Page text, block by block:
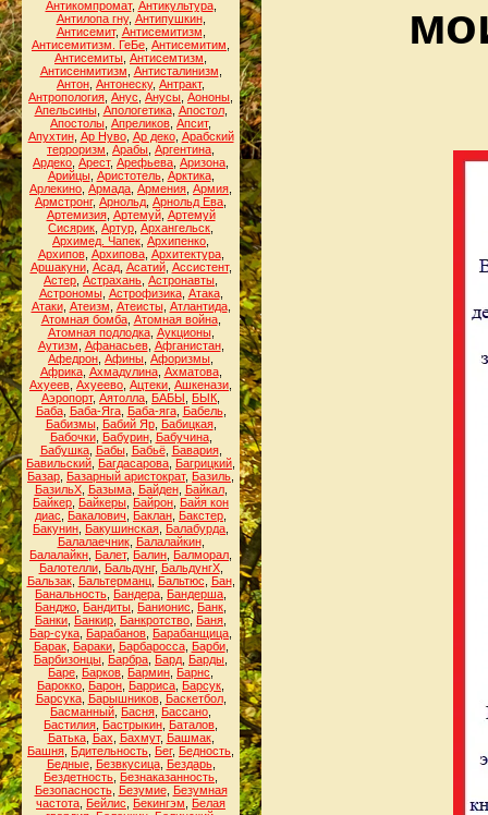
Антикомпромат, Антикультура,
Антилопа гну, Антипушкин,
Антисемит, Антисемитизм
Антисемитизм. ГеБе Антисемитим
Антисемиты Антисемтизм
Антисенмитизм Антисталинизм
Антон Антонеску, Антракт,
Антропология Анус Анусы Аононы
Апельсины, Апологетика, Апостол,
Апостолы Апреликов Апсит,
Апухтин, Ар Нуво, Ар деко, Арабский
терроризм Арабы Аргентина
Ардеко Арест, Арефьева Аризона
Арийцы, Аристотель, Арктика,
Арлекино Армада Армения Армия
Армстронг, Арнольд Арнольд Ева
Артемизия, Артемуй, Артемуй
Сисярик Артур Архангельск
Архимед. Чапек Архипенко
Архипов, Архипова, Архитектура,
Аршакуни, Асад, Асатий, Ассистент,
Астер Астрахань Астронавты
Астрономы, Астрофизика, Атака,
Атаки, Атеизм Атеисты, Атлантида,
Атомная бомба, Атомная война,
Атомная подлодка, Аукционы,
Аутизм Афанасьев, Афганистан,
Афедрон Афины Афоризмы
Африка, Ахмадулина, Ахматова,
Ахуеев Ахуеево Ацтеки Ашкенази
Аэропорт, Аятолла БАБЫ БЫК
Баба, Баба-Яга, Баба-яга, Бабель,
Бабизмы, Бабий Яр, Бабицкая,
Бабочки, Бабурин, Бабучина,
Бабушка, Бабы, Бабьё, Бавария,
Бавильский Багдасарова Багрицкий
Базар Базарный аристократ, Базиль
БазильХ, Базыма, Байден, Байкал,
Байкер Байкеры Байрон Байя кон
диас
Бакалович Баклан Бакстер
Бакунин Бакушинская Балабурда
Балалаечник, Балалайкин,
Балалайкн Балет, Балин Балморал
Балотелли, Бальдунг, БальдунгХ,
Бальзак, Бальтерманц, Бальтюс Бан,
Банальность Бандера Бандерша
Банджо Бандиты Банионис Банк
Банки Банкир Банкротство Баня
Бар-сука Барабанов Барабанщица
Барак, Бараки, Барбаросса, Барби,
Барбизонцы Барбра Бард Барды
Баре Барков Бармин Барнс
Барокко Барон Барриса Барсук
Барсука, Барышников, Баскетбол,
Басманный Басня Бассано
Бастилия Бастрыкин Баталов
Батька, Бах Бахмут, Башмак,
Башня Бдительность Бег, Бедность
Бедные, Безвкусица, Бездарь,
Бездетность Безнаказанность
Безопасность, Безумие, Безумная
частота Бейлис Бекингэм
Белая